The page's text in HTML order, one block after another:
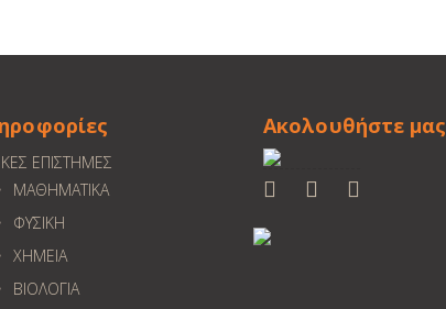
ΕΠΙΣΤΗΜΕΣ
ΜΑΘΗΜΑΤΙΚΑ
ΦΥΣΙΚΗ
ΧΗΜΕΙΑ
ΒΙΟΛΟΓΙΑ
Ακολουθήστε μας